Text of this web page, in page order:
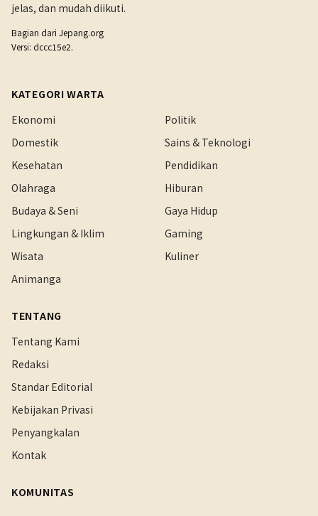
jelas, dan mudah diikuti.
Bagian dari Jepang.org
Versi: dccc15e2.
KATEGORI WARTA
Ekonomi
Politik
Domestik
Sains & Teknologi
Kesehatan
Pendidikan
Olahraga
Hiburan
Budaya & Seni
Gaya Hidup
Lingkungan & Iklim
Gaming
Wisata
Kuliner
Animanga
TENTANG
Tentang Kami
Redaksi
Standar Editorial
Kebijakan Privasi
Penyangkalan
Kontak
KOMUNITAS